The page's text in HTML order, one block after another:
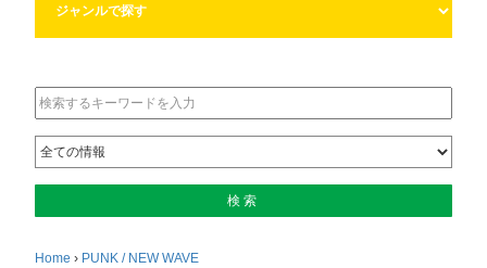
Home › PUNK / NEW WAVE